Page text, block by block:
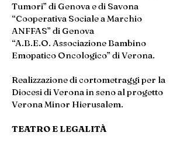
Tumori” di Genova e di Savona
“Cooperativa Sociale a Marchio
ANFFAS” di Genova
“A.B.E.O. Associazione Bambino
Emopatico Oncologico” di Verona.
Realizzazione di cortometraggi per la
Diocesi di Verona in seno al progetto
Verona Minor Hierusalem.
TEATRO E LEGALITÀ